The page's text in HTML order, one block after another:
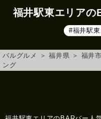
福井駅東エリアの
#福井駅
バルグルメ ＞ 福井県 ＞ 福井市
ング